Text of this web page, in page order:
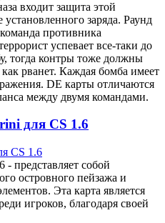
входит защита этой
заряда. Раунд
противника
успевает все-таки до
тогда контры тоже должны
как рванет. Каждая бомба имеет
DE карты отличаются
между двумя командами.
для CS 1.6
- представляет собой
островного пейзажа и
Эта карта является
игроков, благодаря своей